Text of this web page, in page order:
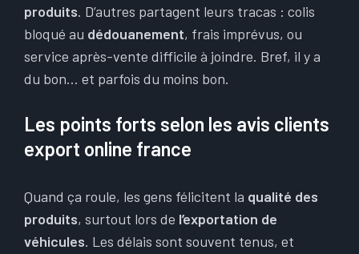
produits. D’autres partagent leurs tracas : colis
bloqué au dédouanement, frais imprévus, ou
service après-vente difficile à joindre. Bref, il y a
du bon… et parfois du moins bon.
Les points forts selon les avis clients
export online france
Quand ça roule, les gens félicitent la qualité des
produits, surtout lors de l’exportation de
véhicules. Les délais sont souvent tenus, et